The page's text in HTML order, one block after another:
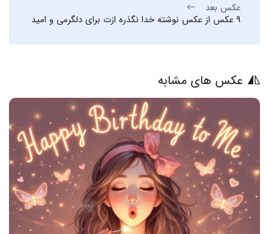
عکس بعد
9 عکس از عکس نوشته خدا نگذره ازت برای دلگرمی و امید
عکس های مشابه